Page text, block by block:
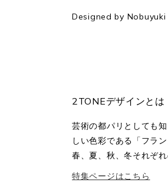
Designed by Nobuyuki
2TONEデザインとは
芸術の都パリとしても
しい色彩である「フラ
春、夏、秋、冬それぞ
特集ページはこちら